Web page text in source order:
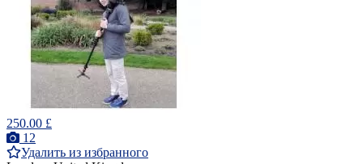
250.00 £
12
Удалить из избранного